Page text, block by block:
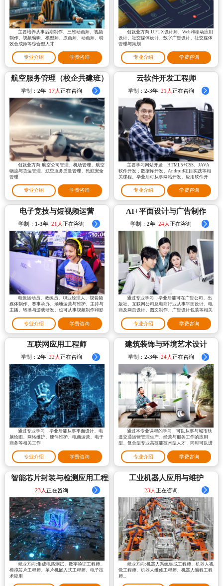
主要培养从事后期制作、三维动画师、视频
制作、视频编辑、模型师、原画师、动画师、特
效合成师等综合型人才
专业介绍 学费咨询
创就业方向:UI/UX设计师、Web和移动应用
设计、社交媒体设计、数字广告设计、社交媒体
管理与策划
专业介绍 学费咨询
航空服务管理（校企共建班）
学制：2年 19人正在咨询
创就业方向:航空公司管理、机场管理、航空
物流与货运管理、航空服务质量管理、民航安全
管理
专业介绍 学费咨询
云软件开发工程师
学制： 2-3年 16人 正在咨询
主要学习网站开发，HTML5+CSS、JAVA
软件开发，数据库开发、Android项目实践等相
关课程。毕业后可从事网站开发、应用软件开
专业介绍 学费咨询
电子竞技与短视频运营
学制： 1-3年24人正在咨询
电竞运动员、教练员、职业经理人、视音频
媒体制作、赛事承办、场地运营与维护、主持与
主播、转播与游戏研发。也可从事视频制作和影
专业介绍 学费咨询
AI+平面设计与广告制作
学制： 2年 20人正在咨询
通过专业学习，毕业后能可在广告公司、出
版社、互联网公司及电商行业从事平面设计、电
商及网页设计、图文制作、广告设计包装等相关
专业介绍 学费咨询
互联网应用工程师
学制：2年21人 正在咨询
通过专业学习，毕业后能从事平面设计、电
脑绘图、网络维护、硬件维护、电商运营、电子
商务等相关工作
专业介绍 学费咨询
建筑装饰与环境艺术设计
学制： 2-3年 24人 正在咨询
通过本专业课程的学习，可以从事与城市轨
道交通运营管理生产、经营与服务工作的应用
型、复合型专业高技能技术型人才，同时可以进
理工作、行车调度指挥、客运服务、行车指挥
岗、物联网应用技术和智慧交通等岗位。
专业介绍 学费咨询
智能芯片封装与检测应用工程师
20人正在咨询
就业方向:集成电路测试、数字验证工程师、
模拟芯片工程师、单片机嵌入式工程师、电子技
术应用
工业机器人应用与维护
21人 正在咨询
就业方向:机器人系统集成工程师、机器人视
觉工程师、机器人维修工程师、机器人编程工程
师...